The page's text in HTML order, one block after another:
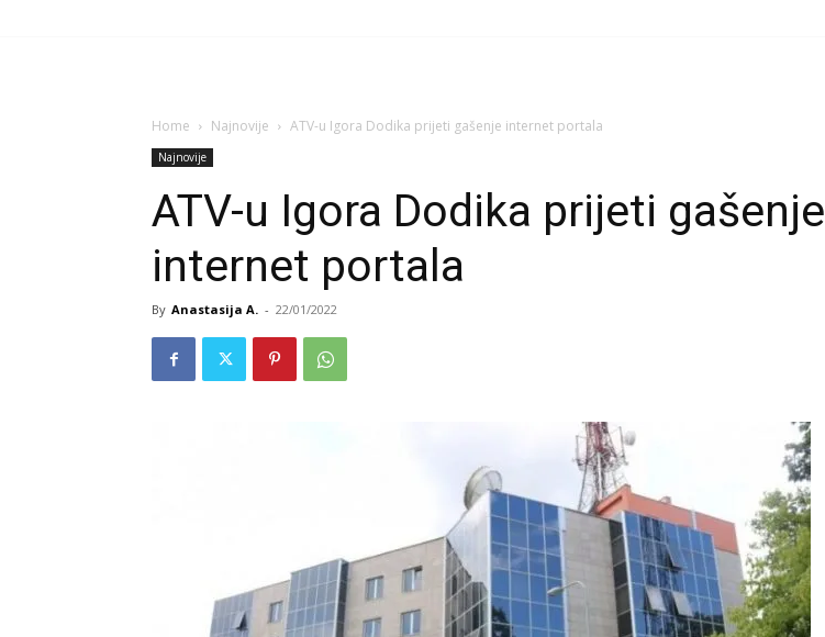
Home Najnovije ATV-u Igora Dodika prijeti gašenje internet portala
Najnovije
ATV-u Igora Dodika prijeti gašenje
internet portala
By Anastasija A. - 22/01/2022